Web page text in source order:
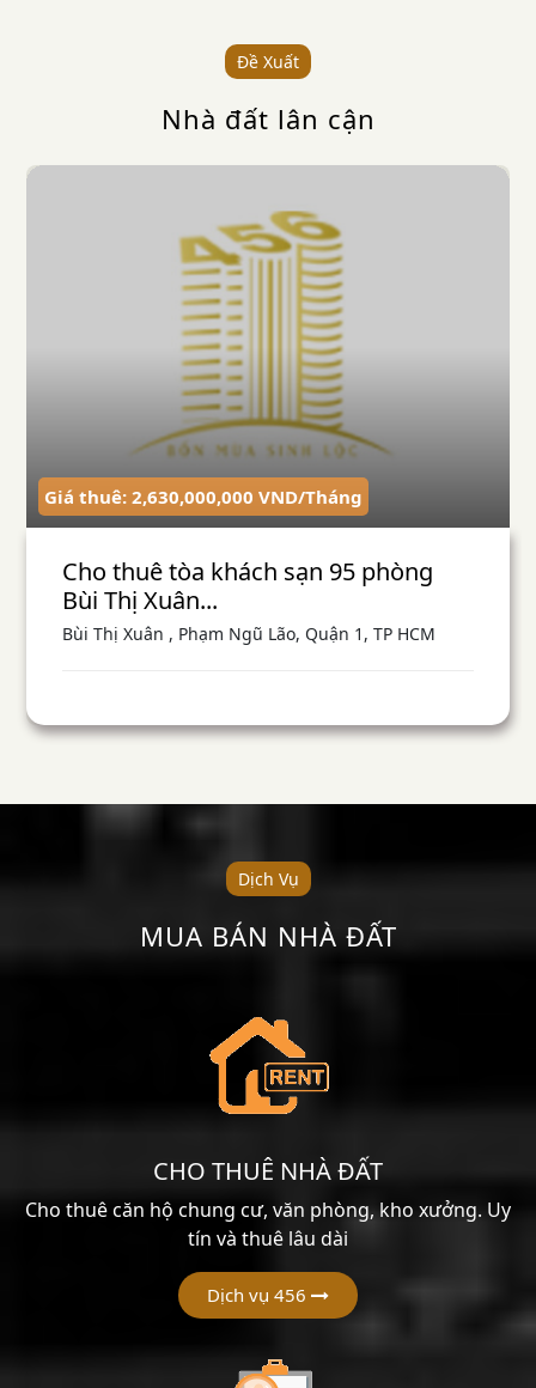
Đề Xuất
Nhà đất lân cận
Giá thuê: 2,630,000,000 VND/Tháng
Cho thuê tòa khách sạn 95 phòng
Bùi Thị Xuân...
Bùi Thị Xuân , Phạm Ngũ Lão, Quận 1, TP HCM
Dịch Vụ
MUA BÁN NHÀ ĐẤT
CHO THUÊ NHÀ ĐẤT
Cho thuê căn hộ chung cư, văn phòng, kho xưởng. Uy
tín và thuê lâu dài
Dịch vụ 456